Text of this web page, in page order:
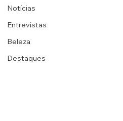
Notícias
Entrevistas
Beleza
Destaques